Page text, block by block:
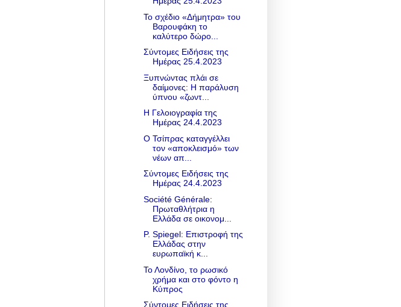
Το σχέδιο «Δήμητρα» του
Βαρουφάκη το
καλύτερο δώρο...
Σύντομες Ειδήσεις της
Ημέρας 25.4.2023
Ξυπνώντας πλάι σε
δαίμονες: Η παράλυση
ύπνου «ζωντ...
Η Γελοιογραφία της
Ημέρας 24.4.2023
Ο Τσίπρας καταγγέλλει
τον «αποκλεισμό» των
νέων απ...
Σύντομες Ειδήσεις της
Ημέρας 24.4.2023
Société Générale:
Πρωταθλήτρια η
Ελλάδα σε οικονομ...
P. Spiegel: Επιστροφή της
Ελλάδας στην
ευρωπαϊκή κ...
Το Λονδίνο, το ρωσικό
χρήμα και στο φόντο η
Κύπρος
Σύντομες Ειδήσεις της